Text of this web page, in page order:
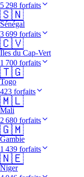
5 298 forfaits
🇸🇳
Sénégal
3 699 forfaits
🇨🇻
Îles du Cap-Vert
1 700 forfaits
🇹🇬
Togo
423 forfaits
🇲🇱
Mali
2 680 forfaits
🇬🇲
Gambie
1 439 forfaits
🇳🇪
Niger